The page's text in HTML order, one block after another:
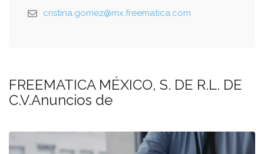
cristina.gomez@mx.freematica.com
FREEMATICA MÉXICO, S. DE R.L. DE
C.V.Anuncios de